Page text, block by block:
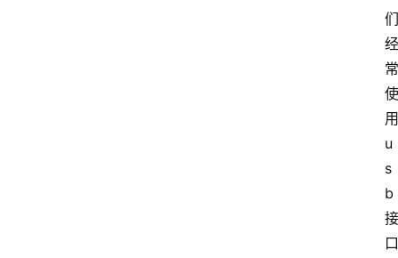
们
经
常
使
用
u
s
b
接
口